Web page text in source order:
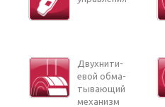
Двух­ни­ти­
е­вой об­ма­
ты­ва­ю­щий
ме­ха­низм